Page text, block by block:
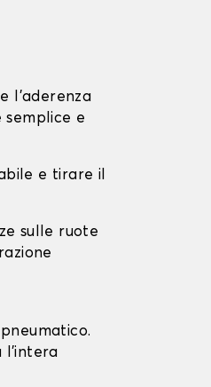
l'aderenza
semplice e
e tirare il
sulle ruote
l'intera